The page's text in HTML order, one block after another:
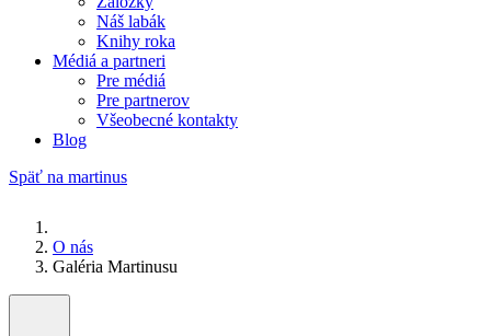
Náš labák
Knihy roka
Médiá a partneri
Pre médiá
Pre partnerov
Všeobecné kontakty
Blog
Späť na martinus
O nás
Galéria Martinusu